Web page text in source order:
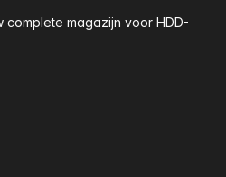
complete magazijn voor HDD-